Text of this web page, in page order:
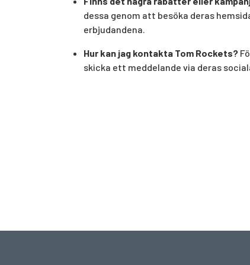
dessa genom att besöka deras
erbjudandena.
Hur kan jag kontakta Tom Rockets?
skicka ett meddelande via deras